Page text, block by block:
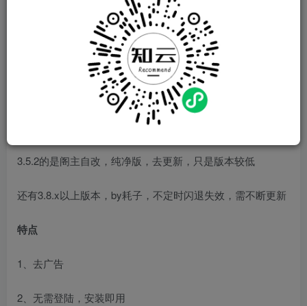
手机上非常好用的一款GIF编辑软件。
3.5.2的是阁主自改，纯净版，去更新，只是版本较低
还有3.8.x以上版本，by耗子，不定时闪退失效，需不断更新
特点
1、去广告
2、无需登陆，安装即用